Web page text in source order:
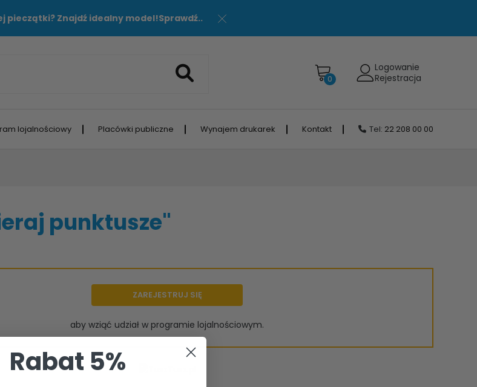
pieczątki? Znajdź idealny model!Sprawdź..
0
Logowanie
Rejestracja
lojalnościowy Placówki publiczne Wynajem drukarek Kontakt Tel: 22 208 00 00
punktusze"
ZAREJESTRUJ SIĘ
aby wziąć udział w programie lojalnościowym.
Rabat 5%